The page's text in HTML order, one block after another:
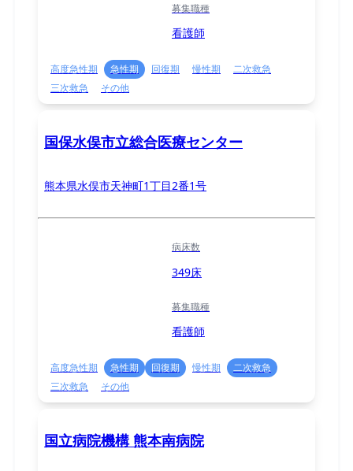
募集職種
看護師
高度急性期 急性期 回復期 慢性期
二次救急
三次救急
その他
国保水俣市立総合医療センター
熊本県水俣市天神町1丁目2番1号
病床数
349床
募集職種
看護師
高度急性期 急性期 回復期 慢性期
二次救急
三次救急
その他
国立病院機構 熊本南病院